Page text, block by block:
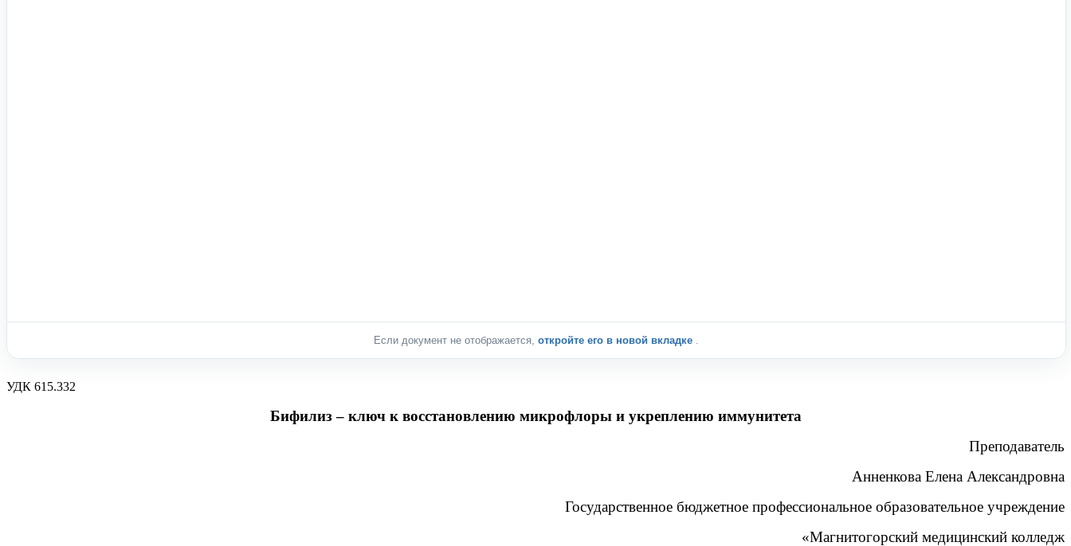
Если документ не отображается, откройте его в новой вкладке
УДК 615.332
Бифилиз – ключ к восстановлению микрофлоры и укреплению иммунитета
Преподаватель
Анненкова Елена Александровна
Государственное бюджетное профессиональное образовательное учреждение
«Магнитогорский медицинский колледж